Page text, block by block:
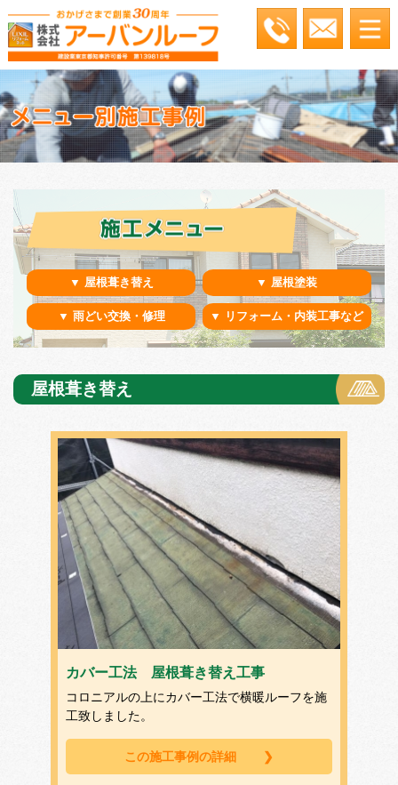
▼ 屋根葺き替え ▼ 屋根塗装
▼ 雨どい交換・修理 ▼ リフォーム・内装工事など
屋根葺き替え
カバー工法 屋根葺き替え工事
コロニアルの上にカバー工法で横暖ルーフを施
工致しました。
この施工事例の詳細 ❯